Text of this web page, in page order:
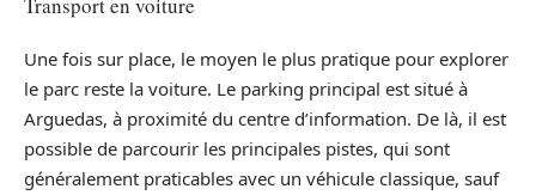
Une fois sur place, le moyen le plus pratique pour explorer
le parc reste la voiture. Le parking principal est situé à
Arguedas, à proximité du centre d’information. De là, il est
possible de parcourir les principales pistes, qui sont
généralement praticables avec un véhicule classique, sauf